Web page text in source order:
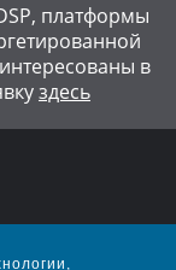
платформы
в
здесь